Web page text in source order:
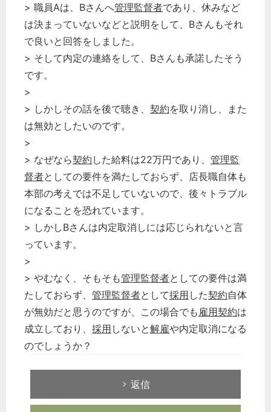
> 職員Aは、Bさんへ管理監督者であり、休みなど
は決まっていないなどと説明をして、Bさんもそれ
で良いと回答をしました。
> そして内定の連絡をして、Bさんも承諾したそう
です。
>
> しかしその話を後で聴き、 契約を取り消し、また
は無効としたいのです。
>
> なぜなら契約 した給料は22万円であり、 管理監
督者としての要件を満たしておらず、店長職自体も
本部の考えでは不足していないので、後々トラブル
になることを恐れています。
> しかしBさんは内定取消しには応じられないと言
っています。
>
> やむなく、そもそも管理監督者としての要件は満
たしておらず、 管理監督者として採用 した契約自体
が無効だと思うのですが、この場合でも 雇用契約は
成立しており、 採用 しないと解雇や内定取消になる
のでしょうか？
返信